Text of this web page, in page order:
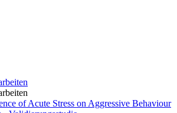
of Acute Stress on Aggressive Behaviour